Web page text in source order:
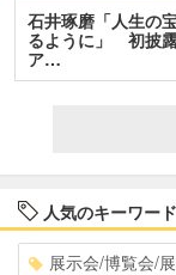
石井琢磨「人生の
るように」 初披
ア…
人気のキーワード
展示会/博覧会/